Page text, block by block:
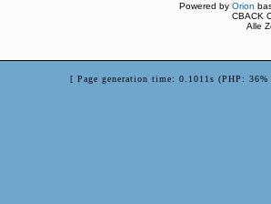
Powered byOrion
CBACK
Alle
[ Page generation time: 0.1011s (PHP: